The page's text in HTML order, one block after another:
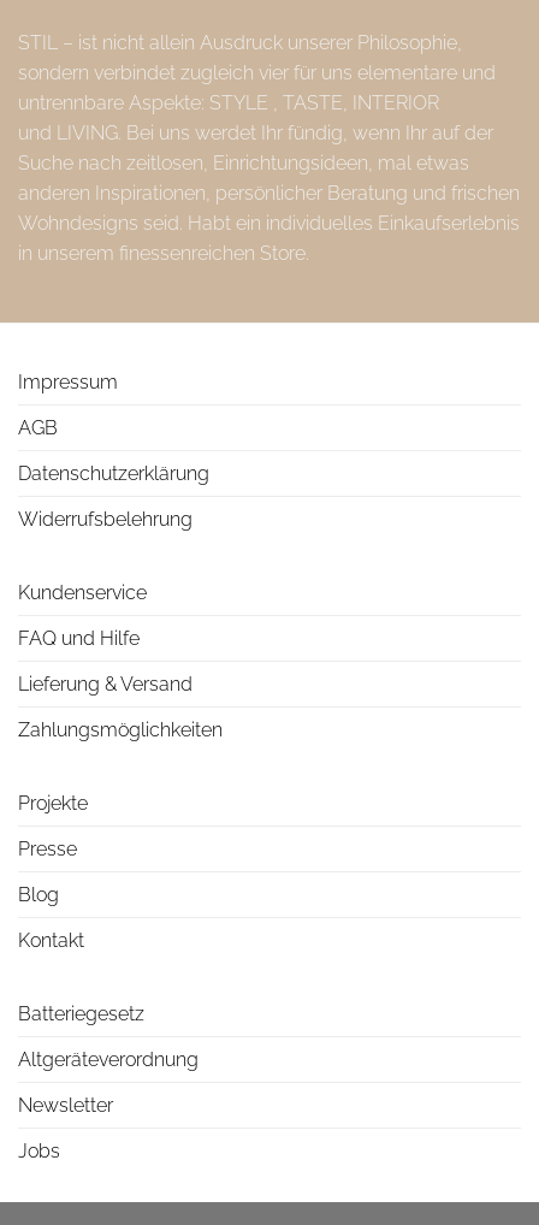
STIL – ist nicht allein Ausdruck unserer Philosophie,
sondern verbindet zugleich vier für uns elementare und
untrennbare Aspekte: STYLE , TASTE, INTERIOR
und LIVING. Bei uns werdet Ihr fündig, wenn Ihr auf der
Suche nach zeitlosen, Einrichtungsideen, mal etwas
anderen Inspirationen, persönlicher Beratung und frischen
Wohndesigns seid. Habt ein individuelles Einkaufserlebnis
in unserem finessenreichen Store.
Impressum
AGB
Datenschutzerklärung
Widerrufsbelehrung
Kundenservice
FAQ und Hilfe
Lieferung & Versand
Zahlungsmöglichkeiten
Projekte
Presse
Blog
Kontakt
Batteriegesetz
Altgeräteverordnung
Newsletter
Jobs